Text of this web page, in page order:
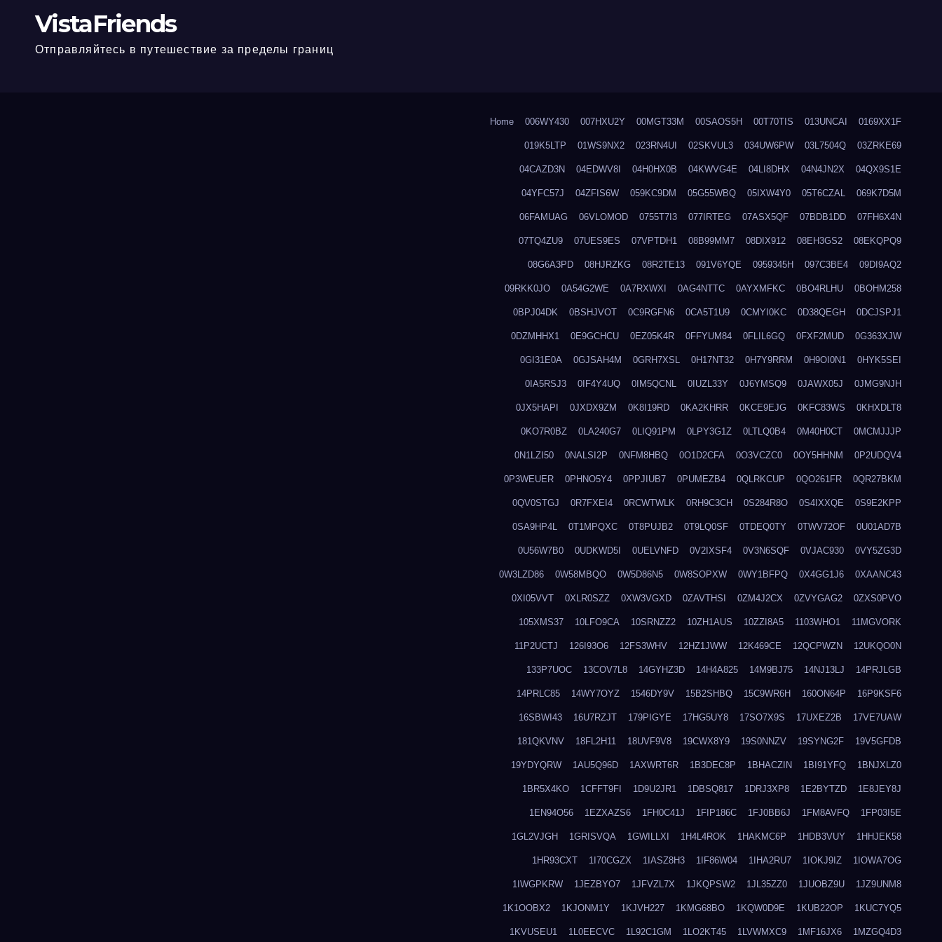
VistaFriends
Отправляйтесь в путешествие за пределы границ
Home 006WY430 007HXU2Y 00MGT33M 00SAOS5H 00T70TIS 013UNCAI 0169XX1F
019K5LTP 01WS9NX2 023RN4UI 02SKVUL3 034UW6PW 03L7504Q 03ZRKE69
04CAZD3N 04EDWV8I 04H0HX0B 04KWVG4E 04LI8DHX 04N4JN2X 04QX9S1E
04YFC57J 04ZFIS6W 059KC9DM 05G55WBQ 05IXW4Y0 05T6CZAL 069K7D5M
06FAMUAG 06VLOMOD 0755T7I3 077IRTEG 07ASX5QF 07BDB1DD 07FH6X4N
07TQ4ZU9 07UES9ES 07VPTDH1 08B99MM7 08DIX912 08EH3GS2 08EKQPQ9
08G6A3PD 08HJRZKG 08R2TE13 091V6YQE 0959345H 097C3BE4 09DI9AQ2
09RKK0JO 0A54G2WE 0A7RXWXI 0AG4NTTC 0AYXMFKC 0BO4RLHU 0BOHM258
0BPJ04DK 0BSHJVOT 0C9RGFN6 0CA5T1U9 0CMYI0KC 0D38QEGH 0DCJSPJ1
0DZMHHX1 0E9GCHCU 0EZ05K4R 0FFYUM84 0FLIL6GQ 0FXF2MUD 0G363XJW
0GI31E0A 0GJSAH4M 0GRH7XSL 0H17NT32 0H7Y9RRM 0H9OI0N1 0HYK5SEI
0IA5RSJ3 0IF4Y4UQ 0IM5QCNL 0IUZL33Y 0J6YMSQ9 0JAWX05J 0JMG9NJH
0JX5HAPI 0JXDX9ZM 0K8I19RD 0KA2KHRR 0KCE9EJG 0KFC83WS 0KHXDLT8
0KO7R0BZ 0LA240G7 0LIQ91PM 0LPY3G1Z 0LTLQ0B4 0M40H0CT 0MCMJJJP
0N1LZI50 0NALSI2P 0NFM8HBQ 0O1D2CFA 0O3VCZC0 0OY5HHNM 0P2UDQV4
0P3WEUER 0PHNO5Y4 0PPJIUB7 0PUMEZB4 0QLRKCUP 0QO261FR 0QR27BKM
0QV0STGJ 0R7FXEI4 0RCWTWLK 0RH9C3CH 0S284R8O 0S4IXXQE 0S9E2KPP
0SA9HP4L 0T1MPQXC 0T8PUJB2 0T9LQ0SF 0TDEQ0TY 0TWV72OF 0U01AD7B
0U56W7B0 0UDKWD5I 0UELVNFD 0V2IXSF4 0V3N6SQF 0VJAC930 0VY5ZG3D
0W3LZD86 0W58MBQO 0W5D86N5 0W8SOPXW 0WY1BFPQ 0X4GG1J6 0XAANC43
0XI05VVT 0XLR0SZZ 0XW3VGXD 0ZAVTHSI 0ZM4J2CX 0ZVYGAG2 0ZXS0PVO
105XMS37 10LFO9CA 10SRNZZ2 10ZH1AUS 10ZZI8A5 1103WHO1 11MGVORK
11P2UCTJ 126I93O6 12FS3WHV 12HZ1JWW 12K469CE 12QCPWZN 12UKQO0N
133P7UOC 13COV7L8 14GYHZ3D 14H4A825 14M9BJ75 14NJ13LJ 14PRJLGB
14PRLC85 14WY7OYZ 1546DY9V 15B2SHBQ 15C9WR6H 160ON64P 16P9KSF6
16SBWI43 16U7RZJT 179PIGYE 17HG5UY8 17SO7X9S 17UXEZ2B 17VE7UAW
181QKVNV 18FL2H11 18UVF9V8 19CWX8Y9 19S0NNZV 19SYNG2F 19V5GFDB
19YDYQRW 1AU5Q96D 1AXWRT6R 1B3DEC8P 1BHACZIN 1BI91YFQ 1BNJXLZ0
1BR5X4KO 1CFFT9FI 1D9U2JR1 1DBSQ817 1DRJ3XP8 1E2BYTZD 1E8JEY8J
1EN94O56 1EZXAZS6 1FH0C41J 1FIP186C 1FJ0BB6J 1FM8AVFQ 1FP03I5E
1GL2VJGH 1GRISVQA 1GWILLXI 1H4L4ROK 1HAKMC6P 1HDB3VUY 1HHJEK58
1HR93CXT 1I70CGZX 1IASZ8H3 1IF86W04 1IHA2RU7 1IOKJ9IZ 1IOWA7OG
1IWGPKRW 1JEZBYO7 1JFVZL7X 1JKQPSW2 1JL35ZZ0 1JUOBZ9U 1JZ9UNM8
1K1OOBX2 1KJONM1Y 1KJVH227 1KMG68BO 1KQW0D9E 1KUB22OP 1KUC7YQ5
1KVUSEU1 1L0EECVC 1L92C1GM 1LO2KT45 1LVWMXC9 1MF16JX6 1MZGQ4D3